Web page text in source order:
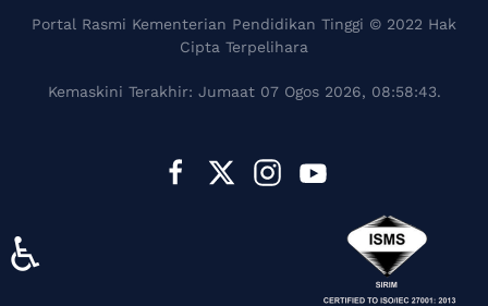
Portal Rasmi Kementerian Pendidikan Tinggi © 2022 Hak
Cipta Terpelihara
Kemaskini Terakhir: Jumaat 07 Ogos 2026, 08:58:43.